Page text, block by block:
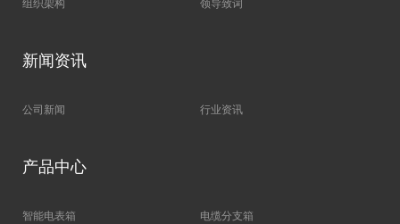
新闻资讯
公司新闻 行业资讯
产品中心
智能电表箱 电缆分支箱